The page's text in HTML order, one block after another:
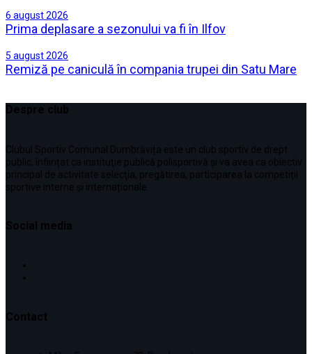
6 august 2026
Prima deplasare a sezonului va fi în Ilfov
5 august 2026
Remiză pe caniculă în compania trupei din Satu Mare
Despre club
Clubul Sportiv Comunal Dumbrăvița este un club sportiv de drept
public, înființat ca instituţie publică polisportivă și va avea ca obiectiv
principal de activitate selecţia, pregătirea, participarea la competiţii
sportive interne şi internaționale.
Social media
Contact